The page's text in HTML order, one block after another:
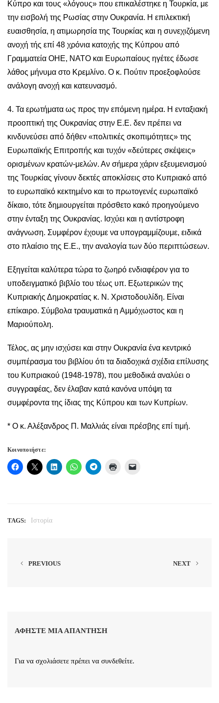
Κύπρο και τους «λόγους» που επικαλέστηκε η Τουρκία, με
την εισβολή της Ρωσίας στην Ουκρανία. Η επιλεκτική
ευαισθησία, η ατιμωρησία της Τουρκίας και η συνεχιζόμενη
ανοχή τής επί 48 χρόνια κατοχής της Κύπρου από
Γραμματεία ΟΗΕ, ΝΑΤΟ και Ευρωπαίους ηγέτες έδωσε
λάθος μήνυμα στο Κρεμλίνο. Ο κ. Πούτιν προεξοφλούσε
ανάλογη ανοχή και κατευνασμό.
4. Τα ερωτήματα ως προς την επόμενη ημέρα. Η ενταξιακή
προοπτική της Ουκρανίας στην Ε.Ε. δεν πρέπει να
κινδυνεύσει από δήθεν «πολιτικές σκοπιμότητες» της
Ευρωπαϊκής Επιτροπής και τυχόν «δεύτερες σκέψεις»
ορισμένων κρατών-μελών. Αν σήμερα χάριν εξευμενισμού
της Τουρκίας γίνουν δεκτές αποκλίσεις στο Κυπριακό από
το ευρωπαϊκό κεκτημένο και το πρωτογενές ευρωπαϊκό
δίκαιο, τότε δημιουργείται πρόσθετο κακό προηγούμενο
στην ένταξη της Ουκρανίας. Ισχύει και η αντίστροφη
ανάγνωση. Συμφέρον έχουμε να υπογραμμίζουμε, ειδικά
στο πλαίσιο της Ε.Ε., την αναλογία των δύο περιπτώσεων.
Εξηγείται καλύτερα τώρα το ζωηρό ενδιαφέρον για το
υποδειγματικό βιβλίο του τέως υπ. Εξωτερικών της
Κυπριακής Δημοκρατίας κ. Ν. Χριστοδουλίδη. Είναι
επίκαιρο. Σύμβολα τραυματικά η Αμμόχωστος και η
Μαριούπολη.
Τέλος, ας μην ισχύσει και στην Ουκρανία ένα κεντρικό
συμπέρασμα του βιβλίου ότι τα διαδοχικά σχέδια επίλυσης
του Κυπριακού (1948-1978), που μεθοδικά αναλύει ο
συγγραφέας, δεν έλαβαν κατά κανόνα υπόψη τα
συμφέροντα της ίδιας της Κύπρου και των Κυπρίων.
* Ο κ. Αλέξανδρος Π. Μαλλιάς είναι πρέσβης επί τιμή.
Κοινοποιήστε:
TAGS: Ιστορία
PREVIOUS NEXT
ΑΦΉΣΤΕ ΜΙΑ ΑΠΆΝΤΗΣΗ
Για να σχολιάσετε πρέπει να συνδεθείτε.